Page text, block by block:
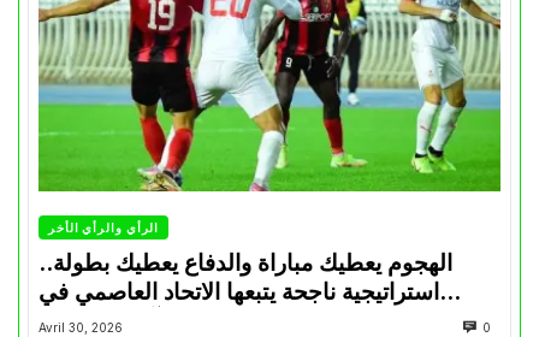
الرأي والرأي الأخر
الهجوم يعطيك مباراة والدفاع يعطيك بطولة..
استراتيجية ناجحة يتبعها الاتحاد العاصمي في
تتويجاته آخر السنوات
Avril 30, 2026 0